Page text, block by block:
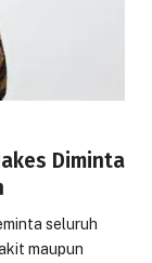
Diminta
seluruh
maupun